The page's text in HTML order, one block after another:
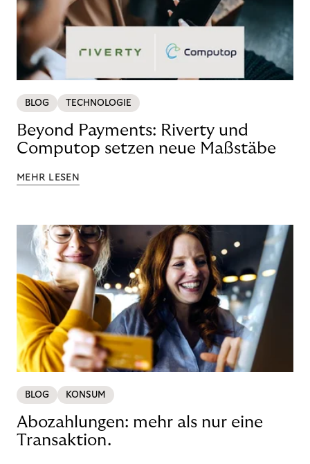
BLOG TECHNOLOGIE
Beyond Payments: Riverty und
Computop setzen neue Maßstäbe
MEHR LESEN
BLOG KONSUM
Abozahlungen: mehr als nur eine
Transaktion.